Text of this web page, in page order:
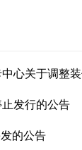
心关于调整
发行的公告
的公告